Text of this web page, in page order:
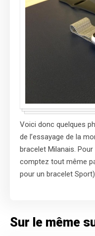
Voici donc quelques
de l’essayage de la
bracelet Milanais.
comptez tout même
pour un bracelet
Sur le même